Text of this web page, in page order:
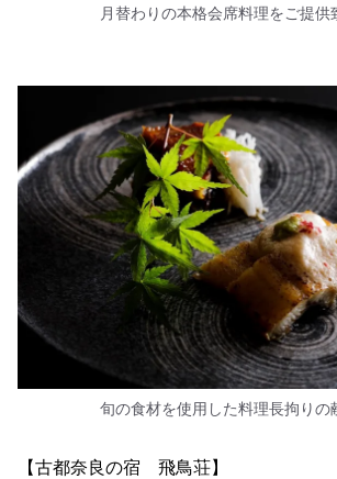
月替わりの本格会席料理をご提供
旬の食材を使用した料理長拘りの
【古都奈良の宿 飛鳥荘】